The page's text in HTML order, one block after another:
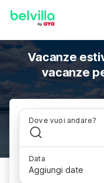
Vacanze
vacanze
Dove vuoi andare?
Data
Aggiungi date